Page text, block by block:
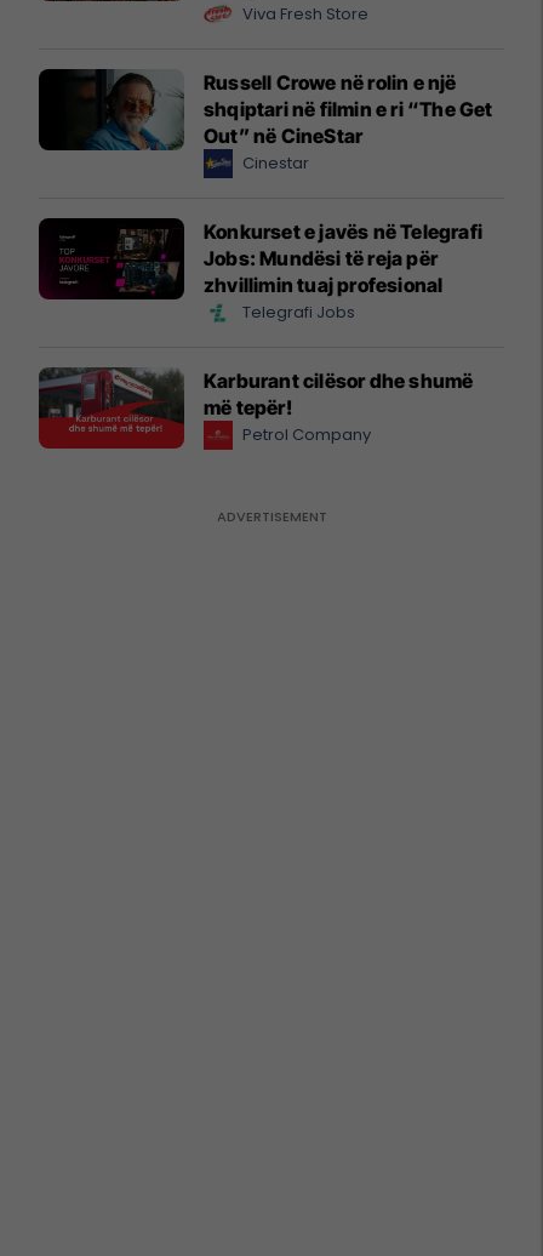
Viva Fresh Store
Russell Crowe në rolin e një
shqiptari në filmin e ri “The Get
Out” në CineStar
Cinestar
Konkurset e javës në Telegrafi
Jobs: Mundësi të reja për
zhvillimin tuaj profesional
Telegrafi Jobs
Karburant cilësor dhe shumë
më tepër!
Petrol Company